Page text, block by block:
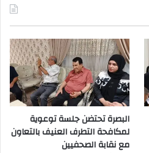
البصرة تحتضن جلسة توعوية
لمكافحة التطرف العنيف بالتعاون
مع نقابة الصحفيين